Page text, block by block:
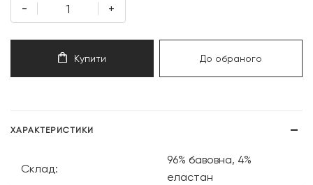
- +
Купити До обраного
ХАРАКТЕРИСТИКИ
Склад:
96% бавовна, 4%
еластан